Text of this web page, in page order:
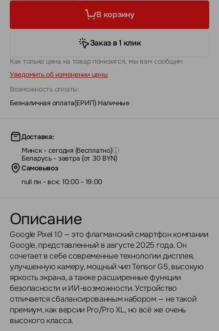
В корзину
Заказ в 1 клик
Как только цена на товар понизится, мы вам сообщим
Уведомить об изменении цены
Возможность оплаты:
Безналичная оплата(ЕРИП)| Наличные
Доставка:
Минск - сегодня (бесплатно)
Беларусь - завтра (от 30 BYN)
Самовывоз
null пн - вск: 10:00 - 19:00
Описание
Google Pixel 10 — это флагманский смартфон компании
Google, представленный в августе 2025 года. Он
сочетает в себе современные технологии дисплея,
улучшенную камеру, мощный чип Tensor G5, высокую
яркость экрана, а также расширенные функции
безопасности и ИИ-возможности. Устройство
отличается сбалансированным набором — не такой
премиум, как версии Pro/Pro XL, но всё же очень
высокого класса.